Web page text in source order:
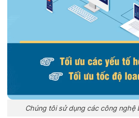
Chúng tôi sử dụng các công nghệ